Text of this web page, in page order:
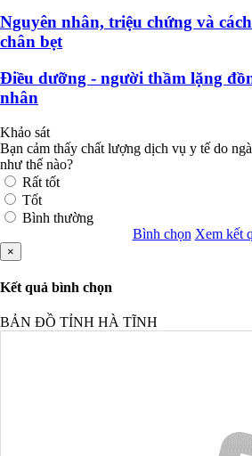
Nguyên nhân, triệu chứng và
chân bẹt
Điều dưỡng - người thầm lặng
nhân
Khảo sát
Bạn cảm thấy chất lượng dịch vụ y tế do
như thế nào?
Rất tốt
Tốt
Bình thường
Bình chọn Xem kết
×
Kết quả bình chọn
BẢN ĐỒ TỈNH HÀ TĨNH